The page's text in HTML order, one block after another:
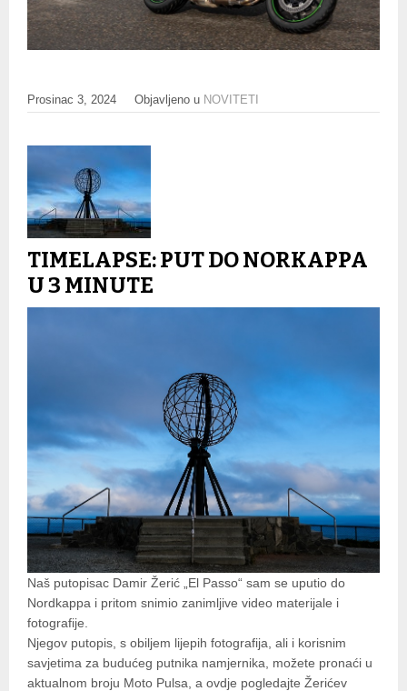
Prosinac 3, 2024 Objavljeno u NOVITETI
TIMELAPSE: PUT DO NORKAPPA
U 3 MINUTE
Naš putopisac Damir Žerić „El Passo“ sam se uputio do
Nordkappa i pritom snimio zanimljive video materijale i
fotografije.
Njegov putopis, s obiljem lijepih fotografija, ali i korisnim
savjetima za budućeg putnika namjernika, možete pronaći u
aktualnom broju Moto Pulsa, a ovdje pogledajte Žerićev